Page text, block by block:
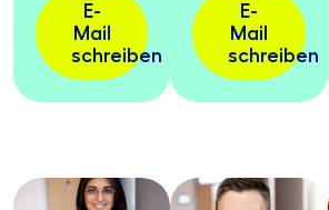
E-
Mail
schreiben
E-
Mail
schreiben